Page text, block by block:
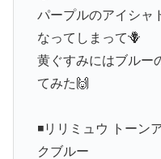
パープルのアイシャ
なってしまって🪻
黄ぐすみにはブルー
てみた🙌
◾️リリミュウ トーン
クブルー